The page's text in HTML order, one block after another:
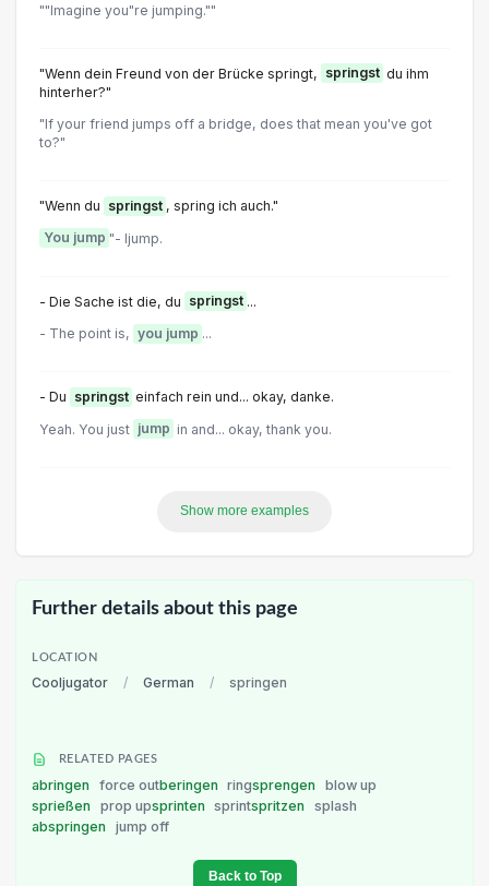
""Imagine you"re jumping.""
"Wenn dein Freund von der Brücke springt, springst du ihm
hinterher?"
"lf your friend jumps off a bridge, does that mean you've got
to?"
"Wenn du springst , spring ich auch."
You jump "- ljump.
- Die Sache ist die, du springst ...
- The point is, you jump ...
- Du springst einfach rein und... okay, danke.
Yeah. You just jump in and... okay, thank you.
Show more examples
Further details about this page
LOCATION
Cooljugator / German / springen
RELATED PAGES
abringen force outberingen ringsprengen
blow up
sprießen
prop upsprinten sprintspritzen
splash
abspringen
jump off
Back to Top